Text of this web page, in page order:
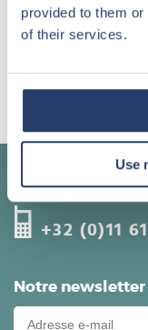
provided to them
of their services.
Use
J'autorise le
personnelles
Notre newsletter
Appelez un
+32 (0)11